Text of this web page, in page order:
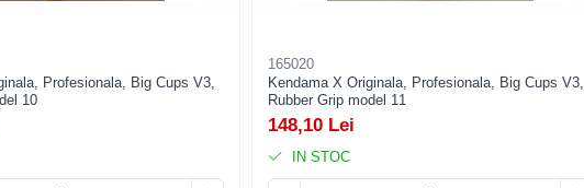
Profesionala, Big Cups V3,
10
165020
Kendama X Originala, Profesionala, Big Cups V3,
Rubber Grip model 11
148,10 Lei
IN STOC